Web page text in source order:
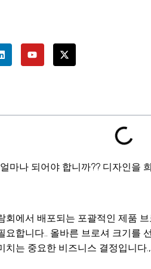
마나 되어야 합니까?? 디자인을
회에서 배포되는 포괄적인 제품
요합니다.. 올바른 브로셔 크기를
치는 중요한 비즈니스 결정입니